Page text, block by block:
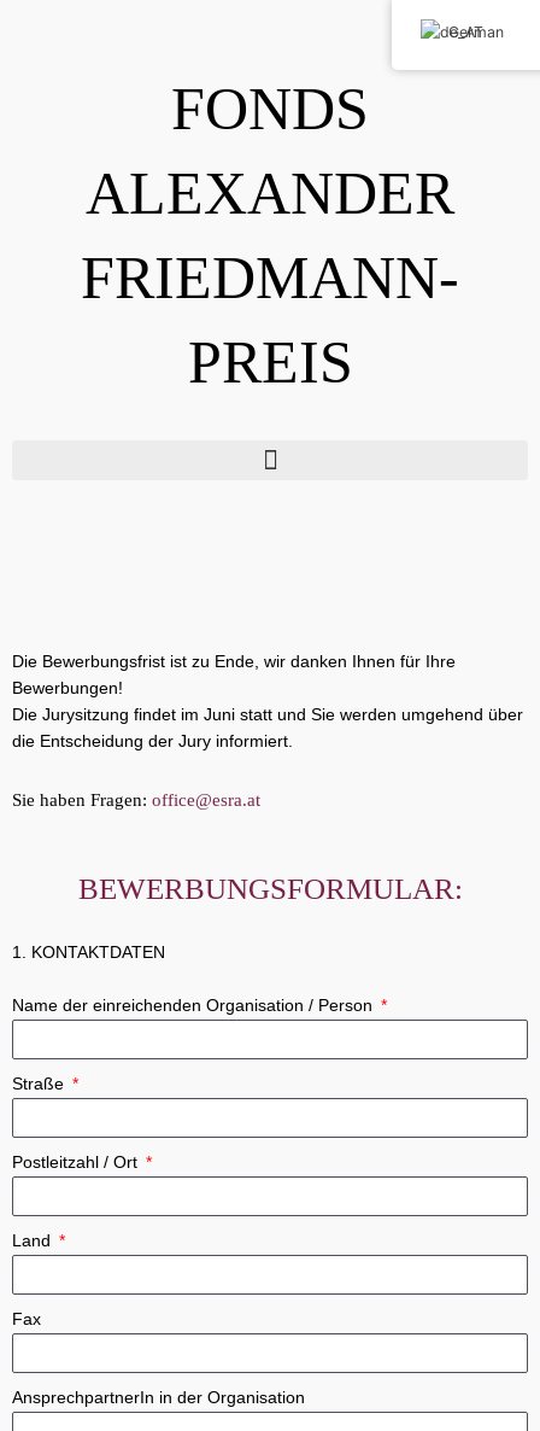
FONDS
ALEXANDER
FRIEDMANN-
PREIS
Die Bewerbungsfrist ist zu Ende, wir danken Ihnen für Ihre
Bewerbungen!
Die Jurysitzung findet im Juni statt und Sie werden umgehend über
die Entscheidung der Jury informiert.
Sie haben Fragen: office@esra.at
BEWERBUNGSFORMULAR:
1. KONTAKTDATEN
Name der einreichenden Organisation / Person
Straße
Postleitzahl / Ort
Land
Fax
AnsprechpartnerIn in der Organisation
German